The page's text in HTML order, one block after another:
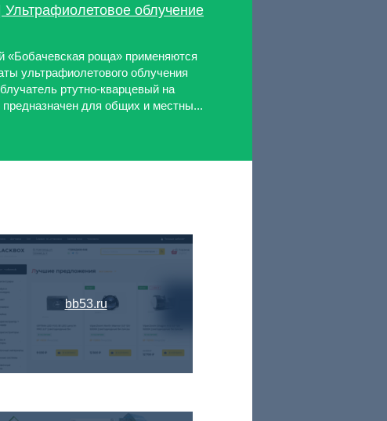
Ультрафиолетовое облучение
роща» применяются
ультрафиолетового облучения
ртутно-кварцевый на
предназначен для общих и местны...
bb53.ru